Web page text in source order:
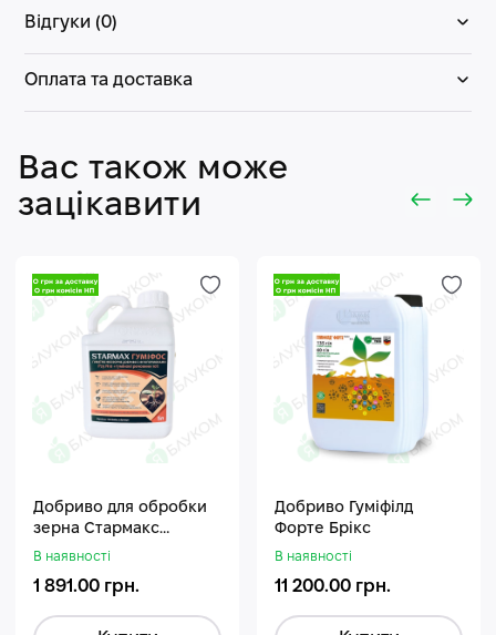
Відгуки (0)
Оплата та доставка
Вас також може
зацікавити
Добриво для обробки
зерна Стармакс
Гуміфос
В наявності
1 891.00 грн.
Добриво Гуміфілд
Форте Брікс
В наявності
11 200.00 грн.